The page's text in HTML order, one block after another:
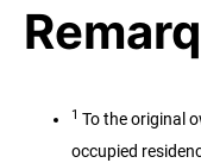
1 To the original
occupied